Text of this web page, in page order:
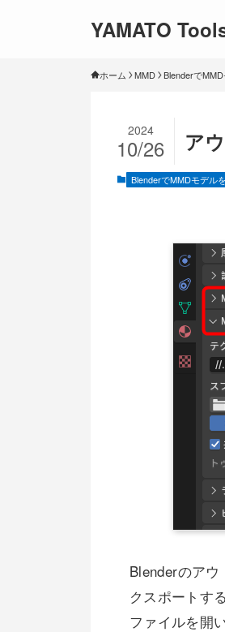
YAMATO
ホーム MMD Blenderで
ア
2024
10/26
BlenderでMMDモデル
Blenderのア
クスポートす
ファイルを開